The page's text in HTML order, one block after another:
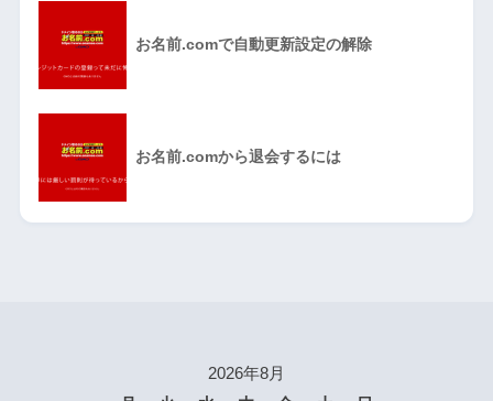
お名前.comで自動更新設定の解除
お名前.comから退会するには
2026年8月